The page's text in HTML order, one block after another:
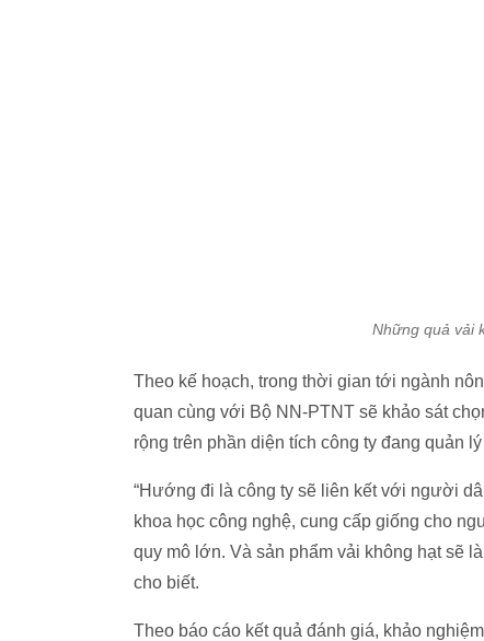
Những quả vải
Theo kế hoạch, trong thời gian tới ngành
quan cùng với Bộ NN-PTNT sẽ khảo sát
rộng trên phần diện tích công ty đang quản
“Hướng đi là công ty sẽ liên kết với người
khoa học công nghệ, cung cấp giống cho
quy mô lớn. Và sản phẩm vải không hạt sẽ
cho biết.
Theo báo cáo kết quả đánh giá, khảo